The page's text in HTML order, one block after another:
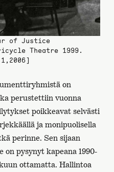
of Justice
Theatre 1999.
on
perustettiin vuonna
poikkeavat selvästi
ja monipuolisella
perinne. Sen sijaan
on pysynyt kapeana 1990-
ottamatta. Hallintoa